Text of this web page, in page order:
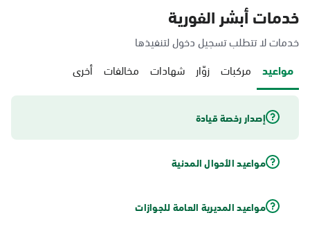
خدمات أبشر الفورية
خدمات لا تتطلب تسجيل دخول لتنفيذها
مواعيد مركبات زوّار شهادات مخالفات أخرى
إصدار رخصة قيادة
مواعيد الأحوال المدنية
مواعيد المديرية العامة للجوازات